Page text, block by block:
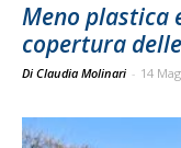
Meno plastica
copertura
Di Claudia Molinari - 14